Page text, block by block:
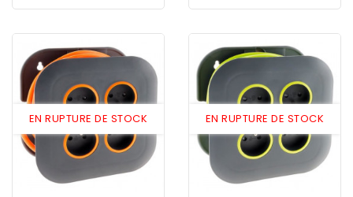
EN RUPTURE DE STOCK EN RUPTURE DE STOCK